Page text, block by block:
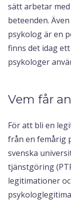
sätt arbetar
beteenden.
psykolog är en
finns det idag
psykologer
Vem får
För att bli en
från en femårig
svenska
tjänstgöring
legitimationer